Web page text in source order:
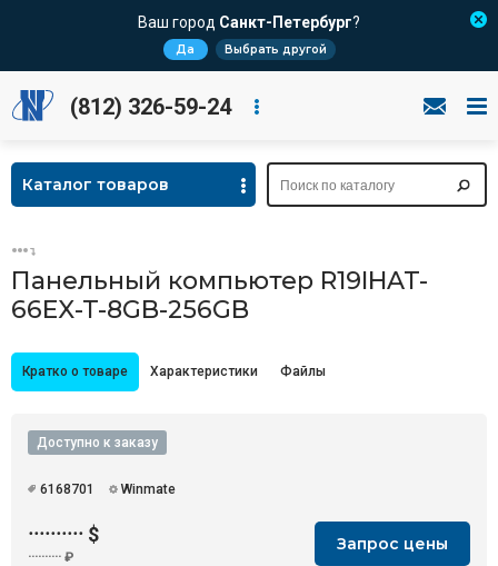
Ваш город Санкт-Петербург?
Да Выбрать другой
(812) 326-59-24
Каталог товаров
Панельный компьютер R19IHAT-
66EX-T-8GB-256GB
Кратко о товаре Характеристики Файлы
Доступно к заказу
6168701 Winmate
·········· $
·········· ₽
Запрос цены